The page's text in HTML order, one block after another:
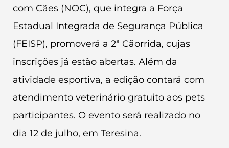
com Cães (NOC), que integra a Força
Estadual Integrada de Segurança Pública
(FEISP), promoverá a 2ª Cãorrida, cujas
inscrições já estão abertas. Além da
atividade esportiva, a edição contará com
atendimento veterinário gratuito aos pets
participantes. O evento será realizado no
dia 12 de julho, em Teresina.